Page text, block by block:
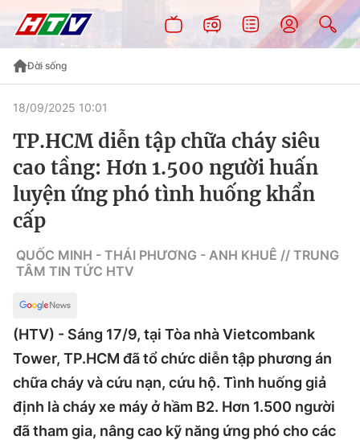
Đời sống
18/09/2025 10:01
TP.HCM diễn tập chữa cháy siêu
cao tầng: Hơn 1.500 người huấn
luyện ứng phó tình huống khẩn
cấp
QUỐC MINH - THÁI PHƯƠNG - ANH KHUÊ // TRUNG
TÂM TIN TỨC HTV
(HTV) - Sáng 17/9, tại Tòa nhà Vietcombank
Tower, TP.HCM đã tổ chức diễn tập phương án
chữa cháy và cứu nạn, cứu hộ. Tình huống giả
định là cháy xe máy ở hầm B2. Hơn 1.500 người
đã tham gia, nâng cao kỹ năng ứng phó cho các